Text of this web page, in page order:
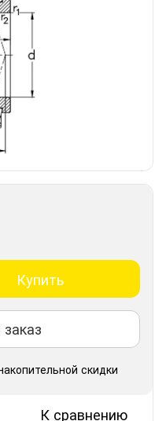
Купить
скидки
К сравнению